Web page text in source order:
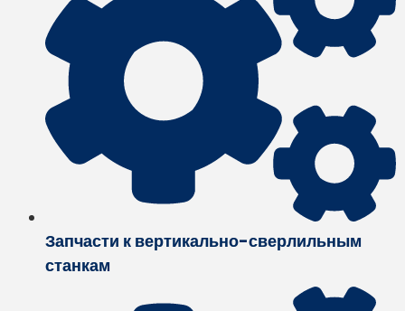
Запчасти к вертикально-сверлильным
станкам